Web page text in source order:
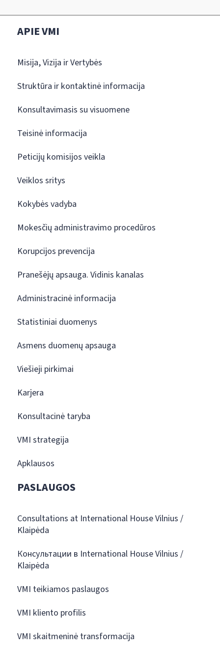
APIE VMI
Misija, Vizija ir Vertybės
Struktūra ir kontaktinė informacija
Konsultavimasis su visuomene
Teisinė informacija
Peticijų komisijos veikla
Veiklos sritys
Kokybės vadyba
Mokesčių administravimo procedūros
Korupcijos prevencija
Pranešėjų apsauga. Vidinis kanalas
Administracinė informacija
Statistiniai duomenys
Asmens duomenų apsauga
Viešieji pirkimai
Karjera
Konsultacinė taryba
VMI strategija
Apklausos
PASLAUGOS
Consultations at International House Vilnius /
Klaipėda
Консультации в International House Vilnius /
Klaipėda
VMI teikiamos paslaugos
VMI kliento profilis
VMI skaitmeninė transformacija